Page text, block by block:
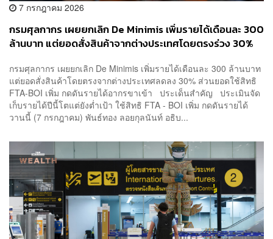
7 กรกฎาคม 2026
กรมศุลกากร เผยยกเลิก De Minimis เพิ่มรายได้เดือนละ 300
ล้านบาท แต่ยอดสั่งสินค้าจากต่างประเทศโดยตรงร่วง 30%
กรมศุลกากร เผยยกเลิก De Minimis เพิ่มรายได้เดือนละ 300 ล้านบาท
แต่ยอดสั่งสินค้าโดยตรงจากต่างประเทศลดลง 30% ส่วนยอดใช้สิทธิ
FTA-BOI เพิ่ม กดดันรายได้อากรขาเข้า ประเด็นสำคัญ ประเมินจัด
เก็บรายได้ปีนี้โตแต่ยังต่ำเป้า ใช้สิทธิ FTA - BOI เพิ่ม กดดันรายได้
วานนี้ (7 กรกฎาคม) พันธ์ทอง ลอยกุลนันท์ อธิบ...